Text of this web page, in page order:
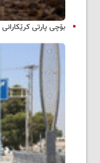
بۆچی پارتی